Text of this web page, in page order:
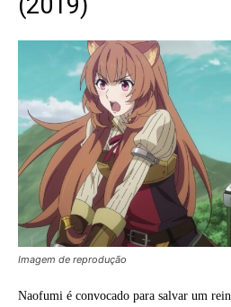
Imagem de reprodução
Naofumi é convocado para salvar um